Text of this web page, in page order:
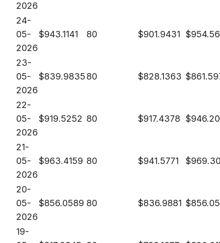
2026
24-
05-
2026
$943.1141 80 $901.9431 $
23-
05-
2026
$839.983580 $828.1363 $
22-
05-
2026
$919.5252 80 $917.4378 $
21-
05-
2026
$963.4159 80 $941.5771 $
20-
05-
2026
$856.0589 80 $836.9881 $
19-